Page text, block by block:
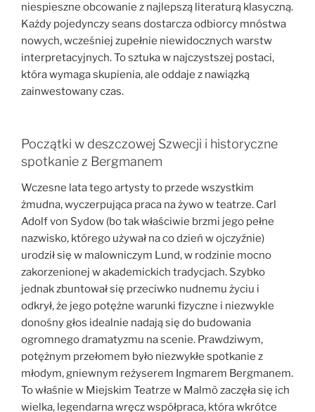
niespieszne obcowanie z najlepszą literaturą klasyczną.
Każdy pojedynczy seans dostarcza odbiorcy mnóstwa
nowych, wcześniej zupełnie niewidocznych warstw
interpretacyjnych. To sztuka w najczystszej postaci,
która wymaga skupienia, ale oddaje z nawiązką
zainwestowany czas.
Początki w deszczowej Szwecji i historyczne
spotkanie z Bergmanem
Wczesne lata tego artysty to przede wszystkim
żmudna, wyczerpująca praca na żywo w teatrze. Carl
Adolf von Sydow (bo tak właściwie brzmi jego pełne
nazwisko, którego używał na co dzień w ojczyźnie)
urodził się w malowniczym Lund, w rodzinie mocno
zakorzenionej w akademickich tradycjach. Szybko
jednak zbuntował się przeciwko nudnemu życiu i
odkrył, że jego potężne warunki fizyczne i niezwykle
donośny głos idealnie nadają się do budowania
ogromnego dramatyzmu na scenie. Prawdziwym,
potężnym przełomem było niezwykłe spotkanie z
młodym, gniewnym reżyserem Ingmarem Bergmanem.
To właśnie w Miejskim Teatrze w Malmö zaczęła się ich
wielka, legendarna wręcz współpraca, która wkrótce